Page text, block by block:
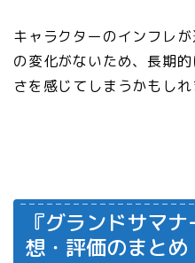
キャラクターのインフレ
の変化がないため、長期
さを感じてしまうかもしれ
『グランドサマ
想・評価のまとめ